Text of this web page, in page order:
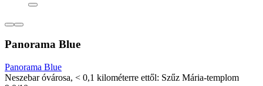
Panorama Blue
Panorama Blue
Neszebar óvárosa, < 0,1 kilométerre ettől: Szűz Mária-templom